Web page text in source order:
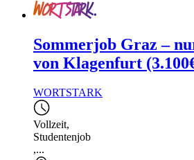
Sommerjob Graz –
von Klagenfurt
WORTSTARK
Vollzeit,
Studentenjob
,...